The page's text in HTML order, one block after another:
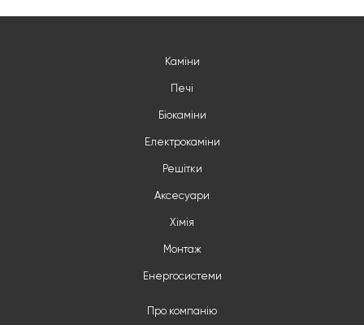
Каміни
Печі
Біокаміни
Електрокаміни
Решітки
Аксесуари
Хімія
Монтаж
Енергосистеми
Про компанію